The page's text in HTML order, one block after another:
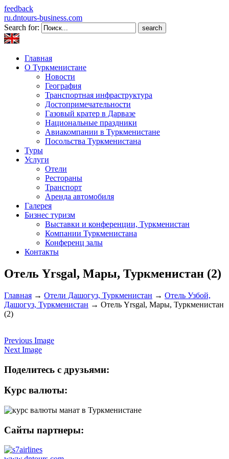
feedback
ru.dntours-business.com
Search for:
Главная
О Туркменистане
Новости
География
Транспортная инфраструктура
Достопримечательности
Газовый кратер в Дарвазе
Национальные праздники
Авиакомпании в Туркменистане
Посольства Туркменистана
Туры
Услуги
Отели
Рестораны
Транспорт
Аренда автомобиля
Галерея
Бизнес туризм
Выставки и конференции, Туркменистан
Компании Туркменистана
Конференц залы
Контакты
Отель Yrsgal, Мары, Туркменистан (2)
Главная → Отели Дашогуз, Туркменистан → Отель Узбой,
Дашогуз, Туркменистан → Отель Yrsgal, Мары, Туркменистан
(2)
Previous Image
Next Image
Поделитесь с друзьями:
Курс валюты:
Сайты партнеры: